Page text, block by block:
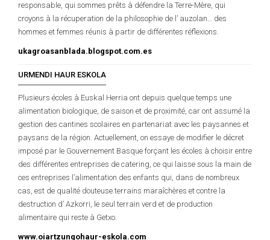
responsable, qui sommes prêts à défendre la Terre-Mère, qui
croyons à la récuperation de la philosophie de l’ auzolan… des
hommes et femmes réunis à partir de différentes réflexions.
ukagroasanblada.blogspot.com.es
URMENDI HAUR ESKOLA
Plusieurs écoles à Euskal Herria ont depuis quelque temps une
alimentation biologique, de saison et de proximité, car ont assumé la
gestion des cantines scolaires en partenariat avec les paysannes et
paysans de la région. Actuellement, on essaye de modifier le décret
imposé par le Gouvernement Basque forçant les écoles à choisir entre
des différentes entreprises de catering, ce qui laisse sous la main de
ces entreprises l’alimentation des enfants qui, dans de nombreux
cas, est de qualité douteuse.terrains maraîchères et contre la
destruction d’ Azkorri, le seul terrain verd et de production
alimentaire qui reste à Getxo.
www.oiartzungohaur-eskola.com